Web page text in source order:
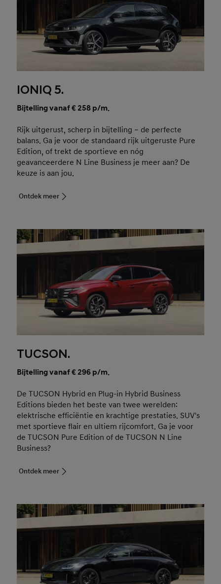
IONIQ 5.
Bijtelling vanaf € 258 p/m.
Rijk uitgerust, scherp in bijtelling – de perfecte
balans. Ga je voor de standaard rijk uitgeruste Pure
Edition, of trekt de sportieve en nóg
geavanceerdere N Line Business je meer aan? De
keuze is aan jou.
Ontdek meer
TUCSON.
Bijtelling vanaf € 296 p/m.
De TUCSON Hybrid en Plug-in Hybrid Business
Editions bieden het beste van twee werelden:
elektrische efficiëntie en krachtige prestaties. SUV's
met sportieve flair en ultiem rijcomfort. Ga je voor
de TUCSON Pure Edition of de TUCSON N Line
Business?
Ontdek meer